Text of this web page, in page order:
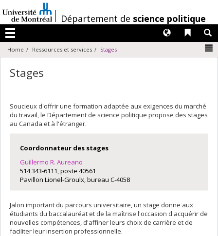
au
contenu
/Département de science politique
Menu
Liens
Langues
Home Ressources et services Stages
Stages
Soucieux d'offrir une formation adaptée aux exigences du marché
du travail, le Département de science politique propose des stages
au Canada et à l'étranger.
Coordonnateur des stages
Guillermo R. Aureano
514 343-6111, poste 40561
Pavillon Lionel-Groulx, bureau C-4058
Jalon important du parcours universitaire, un stage donne aux
étudiants du baccalauréat et de la maîtrise l'occasion d'acquérir de
nouvelles compétences, d'affiner leurs choix de carrière et de
faciliter leur insertion professionnelle.